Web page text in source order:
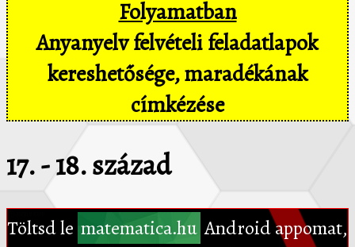
Folyamatban
Anyanyelv felvételi feladatlapok
kereshetősége, maradékának
címkézése
17. - 18. század
Töltsd le matematica.hu Android appomat,